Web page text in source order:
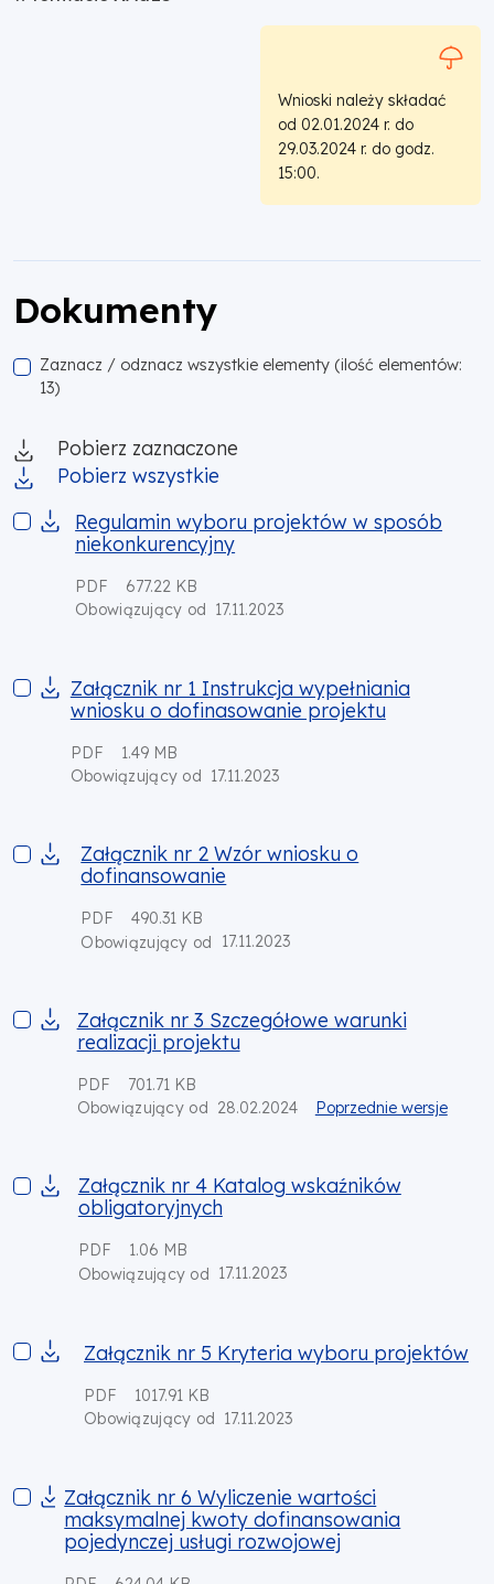
Wnioski należy składać
od 02.01.2024 r. do
29.03.2024 r. do godz.
15:00.
Dokumenty
Zaznacz / odznacz wszystkie elementy (ilość elementów:
13)
Pobierz zaznaczone
Pobierz wszystkie
Regulamin wyboru projektów w sposób niekonkurencyjny
Regulamin wyboru projektów w sposób
niekonkurencyjny
PDF
677.22 KB
Obowiązujący od
17.11.2023
Załącznik nr 1 Instrukcja wypełniania wniosku o
Załącznik nr 1 Instrukcja wypełniania
wniosku o dofinasowanie projektu
PDF
1.49 MB
Obowiązujący od 17.11.2023
Załącznik nr 2 Wzór wniosku o dofinansowanie
Załącznik nr 2 Wzór wniosku o
dofinansowanie
PDF
490.31 KB
Obowiązujący od
17.11.2023
Załącznik nr 3 Szczegółowe warunki realizacji projektu
Załącznik nr 3 Szczegółowe warunki
realizacji projektu
PDF
701.71 KB
Obowiązujący od 28.02.2024 Poprzednie wersje
Załącznik nr 4 Katalog wskaźników obligatoryjnych
Załącznik nr 4 Katalog wskaźników
obligatoryjnych
PDF
1.06 MB
Obowiązujący od 17.11.2023
Załącznik nr 5 Kryteria wyboru projektów
Załącznik nr 5 Kryteria wyboru projektów
PDF
1017.91 KB
Obowiązujący od
17.11.2023
Załącznik nr 6 Wyliczenie wartości maksymalnej kwoty
Załącznik nr 6 Wyliczenie wartości
maksymalnej kwoty dofinansowania
pojedynczej usługi rozwojowej